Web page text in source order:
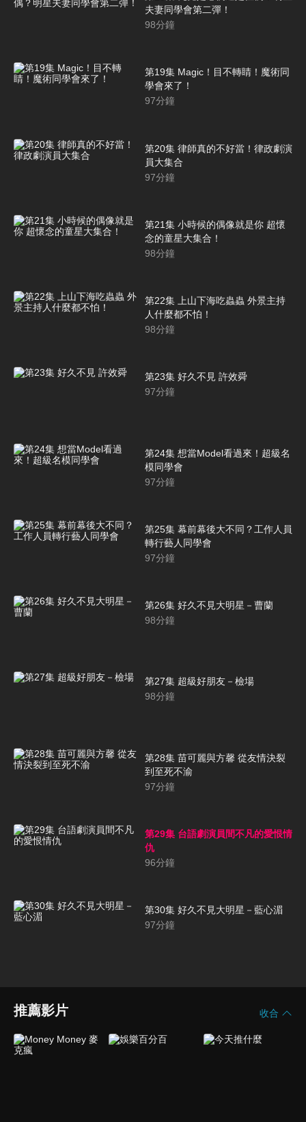
夫妻同學會第二彈！
98分鐘
第19集 Magic！目不轉睛！魔術同
學會來了！
97分鐘
第20集 律師真的不好當！律政劇演
員大集合
97分鐘
第21集 小時候的偶像就是你 超懷
念的童星大集合！
98分鐘
第22集 上山下海吃蟲蟲 外景主持
人什麼都不怕！
98分鐘
第23集 好久不見 許效舜
97分鐘
第24集 想當Model看過來！超級名
模同學會
97分鐘
第25集 幕前幕後大不同？工作人員
轉行藝人同學會
97分鐘
第26集 好久不見大明星－曹蘭
98分鐘
第27集 超級好朋友－檢場
98分鐘
第28集 苗可麗與方馨 從友情決裂
到至死不渝
97分鐘
第29集 台語劇演員間不凡的愛恨情
仇
96分鐘
第30集 好久不見大明星－藍心湄
97分鐘
推薦影片 收合